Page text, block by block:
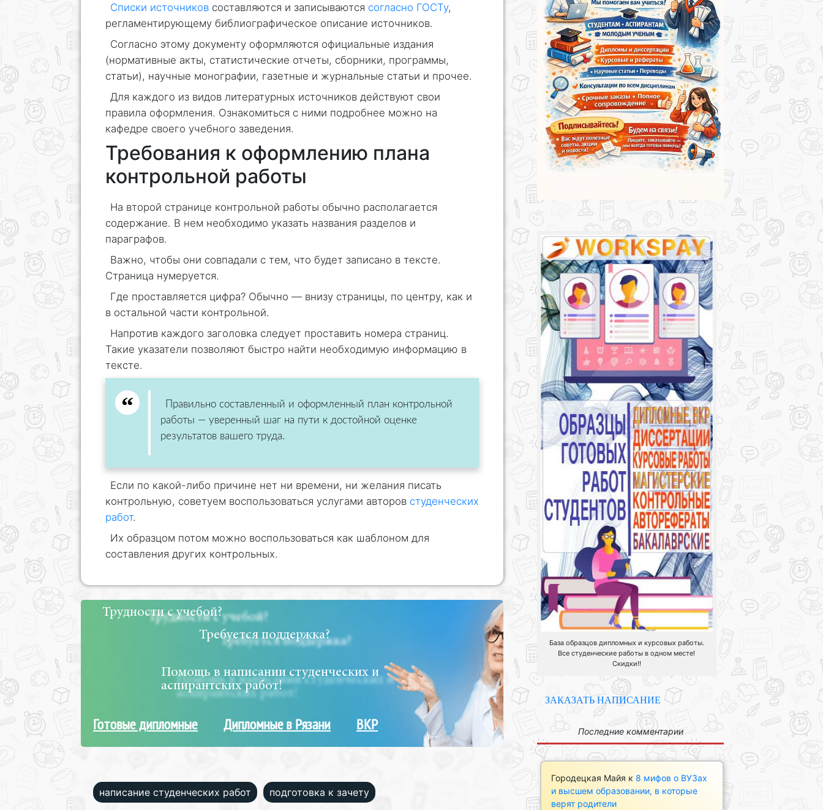
Списки источников составляются и записываются согласно ГОСТу,
регламентирующему библиографическое описание источников.
Согласно этому документу оформляются официальные издания
(нормативные акты, статистические отчеты, сборники, программы,
статьи), научные монографии, газетные и журнальные статьи и прочее.
Для каждого из видов литературных источников действуют свои
правила оформления. Ознакомиться с ними подробнее можно на
кафедре своего учебного заведения.
Требования к оформлению плана
контрольной работы
На второй странице контрольной работы обычно располагается
содержание. В нем необходимо указать названия разделов и
параграфов.
Важно, чтобы они совпадали с тем, что будет записано в тексте.
Страница нумеруется.
Где проставляется цифра? Обычно — внизу страницы, по центру, как и
в остальной части контрольной.
Напротив каждого заголовка следует проставить номера страниц.
Такие указатели позволяют быстро найти необходимую информацию в
тексте.
Правильно составленный и оформленный план контрольной
работы — уверенный шаг на пути к достойной оценке
результатов вашего труда.
Если по какой-либо причине нет ни времени, ни желания писать
контрольную, советуем воспользоваться услугами авторов студенческих
работ.
Их образцом потом можно воспользоваться как шаблоном для
составления других контрольных.
Трудности с учебой?
Требуется поддержка?
Помощь в написании студенческих и
аспирантских работ!
Готовые дипломные Дипломные в Рязани ВКР
написание студенческих работ подготовка к зачету
База образцов дипломных и курсовых работы.
Все студенческие работы в одном месте!
Скидки!!
ЗАКАЗАТЬ НАПИСАНИЕ
Последние комментарии
Городецкая Майя к 8 мифов о ВУЗах
и высшем образовании, в которые
верят родители